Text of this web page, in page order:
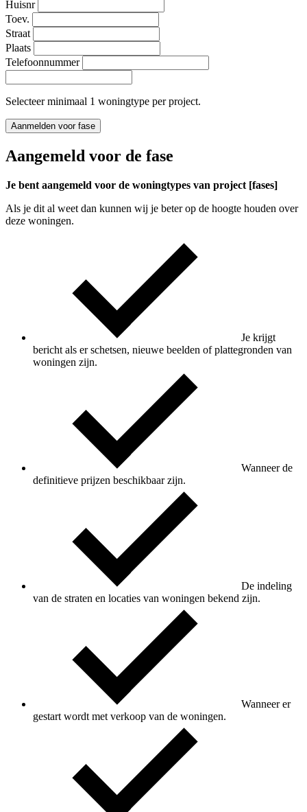
Huisnr
Toev.
Straat
Plaats
Telefoonnummer
Selecteer minimaal 1 woningtype per project.
Aanmelden voor fase
Aangemeld voor de fase
Je bent aangemeld voor de woningtypes van project [fases]
Als je dit al weet dan kunnen wij je beter op de hoogte houden over
deze woningen.
Je krijgt
bericht als er schetsen, nieuwe beelden of plattegronden van
woningen zijn.
Wanneer de
definitieve prijzen beschikbaar zijn.
De indeling
van de straten en locaties van woningen bekend zijn.
Wanneer er
gestart wordt met verkoop van de woningen.